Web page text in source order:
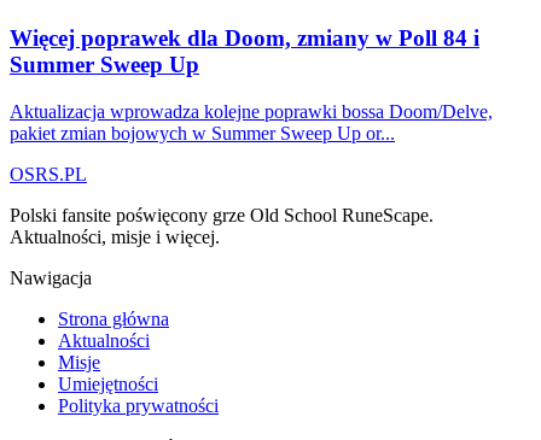
Więcej poprawek dla Doom, zmiany w Poll 84 i
Summer Sweep Up
Aktualizacja wprowadza kolejne poprawki bossa Doom/Delve,
pakiet zmian bojowych w Summer Sweep Up or...
OSRS.PL
Polski fansite poświęcony grze Old School RuneScape.
Aktualności, misje i więcej.
Nawigacja
Strona główna
Aktualności
Misje
Umiejętności
Polityka prywatności